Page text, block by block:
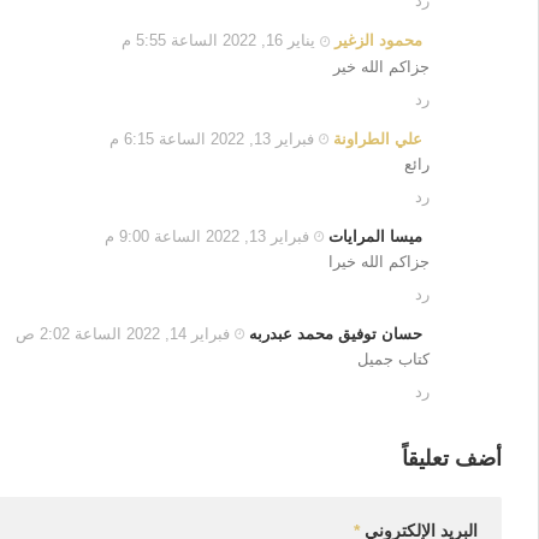
محمود الزغير
يناير 16, 2022 الساعة 5:55 م
جزاكم الله خير
رد
علي الطراونة
فبراير 13, 2022 الساعة 6:15 م
رائع
رد
ميسا المرايات
فبراير 13, 2022 الساعة 9:00 م
جزاكم الله خيرا
رد
حسان توفيق محمد عبدربه
فبراير 14, 2022 الساعة 2:02 ص
كتاب جميل
رد
أضف تعليقاً
البريد الإلكتروني *